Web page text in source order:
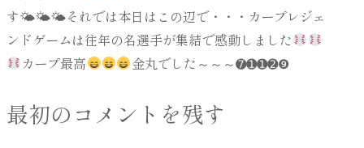
す🌤🌤🌤それでは本日はこの辺で・・・カープレジェ
ンドゲームは往年の名選手が集結で感動しました
カープ最高
金丸でした～～～➐➊➊➋❾
最初のコメントを残す